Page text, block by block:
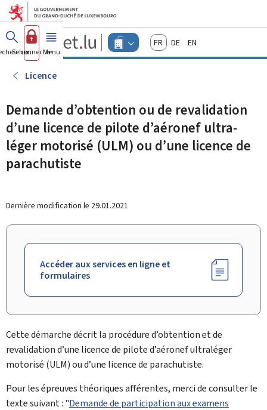
Aller au menu principal
Aller au contenu
Guichet.lu
Changer
d'espace
actif
FrançaisDeutschEnglish
Se connecterMenu principal
Licence
Demande d’obtention ou de revalidation
d’une licence de pilote d’aéronef ultra-
léger motorisé (ULM) ou d’une licence de
parachutiste
Dernière modification le 29.01.2021
Accéder aux services en ligne et
formulaires
Cette démarche décrit la procédure d’obtention et de
revalidation d’une licence de pilote d’aéronef ultraléger
motorisé (ULM) ou d’une licence de parachutiste.
Pour les épreuves théoriques afférentes, merci de consulter le
texte suivant : "Demande de participation aux examens